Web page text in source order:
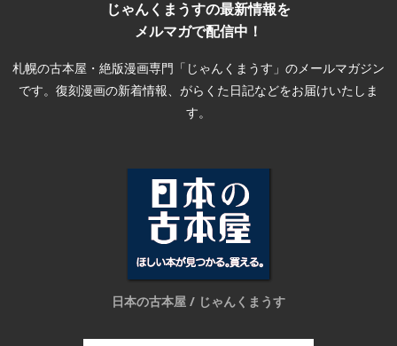
じゃんくまうすの最新情報を
メルマガで配信中！
札幌の古本屋・絶版漫画専門「じゃんくまうす」のメールマガジン
です。復刻漫画の新着情報、がらくた日記などをお届けいたしま
す。
日本の古本屋 / じゃんくまうす